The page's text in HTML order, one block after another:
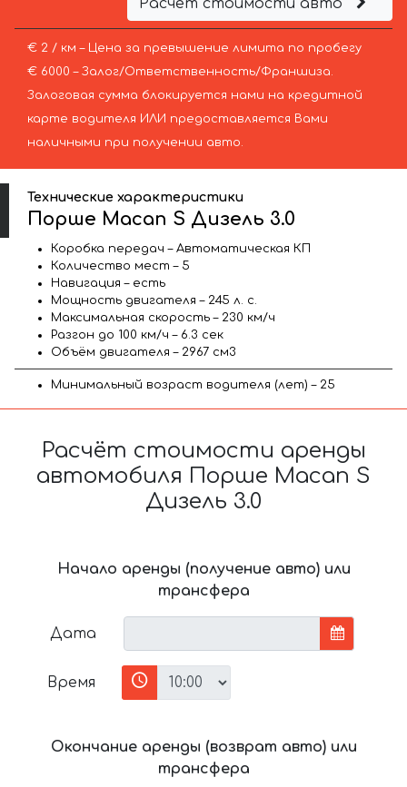
Расчёт стоимости авто
€ 2 / км – Цена за превышение лимита по пробегу
€ 6000 – Залог/Ответственность/Франшиза.
Залоговая сумма блокируется нами на кредитной
карте водителя ИЛИ предоставляется Вами
наличными при получении авто.
Технические характеристики
Порше Macan S Дизель 3.0
Коробка передач – Автоматическая КП
Количество мест – 5
Навигация – есть
Мощность двигателя – 245 л. с.
Максимальная скорость – 230 км/ч
Разгон до 100 км/ч – 6.3 сек
Объём двигателя – 2967 см3
Минимальный возраст водителя (лет) – 25
Расчёт стоимости аренды
автомобиля Порше Macan S
Дизель 3.0
Начало аренды (получение авто) или
трансфера
Дата
Время
Окончание аренды (возврат авто) или
трансфера